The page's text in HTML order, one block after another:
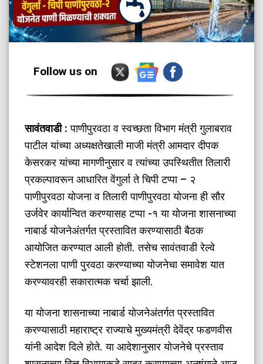
Follow us on
सावंतवाडी : पाणीपुरवठा व स्वच्छता विभाग मंत्री गुलाबराव
पाटील यांच्या अध्यक्षतेखाली माजी मंत्री आमदार दीपक
केसरकर यांच्या मागणीनुसार व त्यांच्या उपस्थितीत तिलारी
प्रकल्पावरून आधारित वेंगुर्ला ते चिपी टप्पा – २
पाणीपुरवठा योजना व तिलारी पाणीपुरवठा योजना ही सौर
उर्जवेर कार्यान्वित करण्यासह टप्पा -१ या योजना शासनाच्या
नाबार्ड योजनेअंतर्गत प्रस्तावित करण्यासाठी बैठक
आयोजित करण्यात आली होती. तसेच सावंतवाडी रेल्वे
स्टेशनला पाणी पुरवठा करण्याच्या योजनेचा समावेश यात
करण्यावरही सकारात्मक चर्चा झाली.
​या योजना शासनाच्या नाबार्ड योजनेअंतर्गत प्रस्तावित
करण्यासाठी महाराष्ट्र राज्याचे मुख्यमंत्री देवेंद्र फडणवीस
यांनी आदेश दिले होते. या आदेशानुसार योजनेचे प्रस्ताव